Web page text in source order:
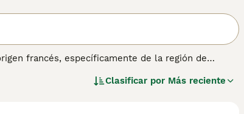
francés, específicamente de la región de
áspero y brillante, predominando el color blanco
requiere un entrenamiento constante y paciente.
Clasificar por Más reciente